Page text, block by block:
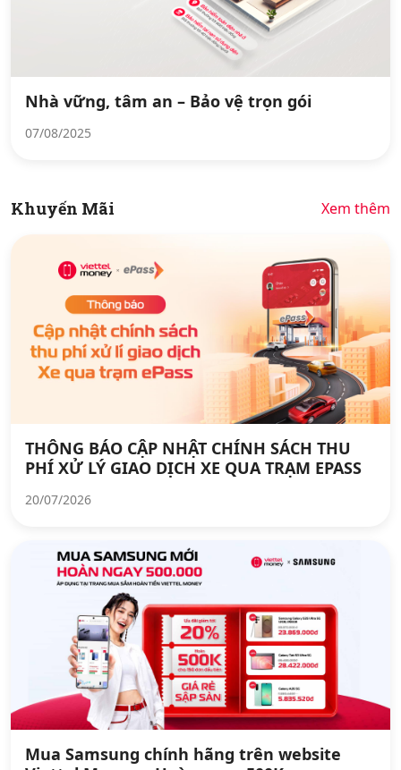
Nhà vững, tâm an – Bảo vệ trọn gói
07/08/2025
Khuyến Mãi Xem thêm
THÔNG BÁO CẬP NHẬT CHÍNH SÁCH THU
PHÍ XỬ LÝ GIAO DỊCH XE QUA TRẠM EPASS
20/07/2026
Mua Samsung chính hãng trên website